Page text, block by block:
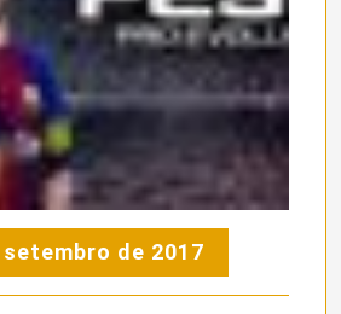
setembro de 2017